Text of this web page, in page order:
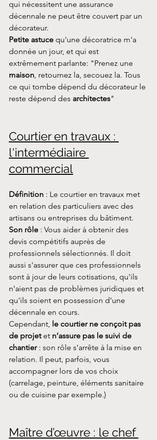
qui nécessitent une assurance
décennale ne peut être couvert par un
décorateur.
Petite astuce qu'une décoratrice m'a
donnée un jour, et qui est
extrêmement parlante: "Prenez une
maison, retournez la, secouez la. Tous
ce qui tombe dépend du décorateur le
reste dépend des architectes"
Courtier en travaux :
l'intermédiaire
commercial
Définition : Le courtier en travaux met
en relation des particuliers avec des
artisans ou entreprises du bâtiment.
Son rôle : Vous aider à obtenir des
devis compétitifs auprès de
professionnels sélectionnés. Il doit
aussi s'assurer que ces professionnels
sont à jour de leurs cotisations, qu'ils
n'aient pas de problèmes juridiques et
qu'ils soient en possession d'une
décennale en cours.
Cependant, le courtier ne conçoit pas
de projet et n’assure pas le suivi de
chantier : son rôle s'arrête à la mise en
relation. Il peut, parfois, vous
accompagner lors de vos choix
(carrelage, peinture, éléments sanitaire
ou de cuisine par exemple.)
Maître d’œuvre : le chef